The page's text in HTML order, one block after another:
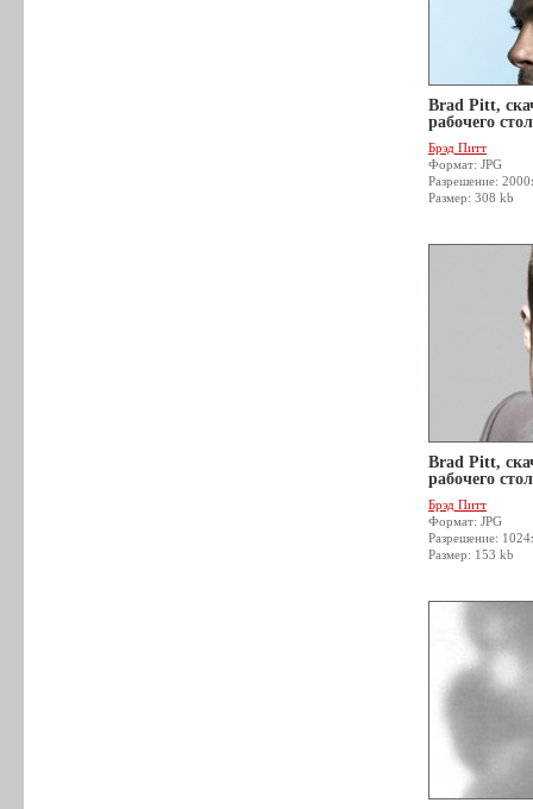
Brad Pitt,
рабочего
Брэд Питт
Формат: JPG
Разрешение:
Размер: 308 kb
Brad Pitt,
рабочего
Брэд Питт
Формат: JPG
Разрешение:
Размер: 153 kb